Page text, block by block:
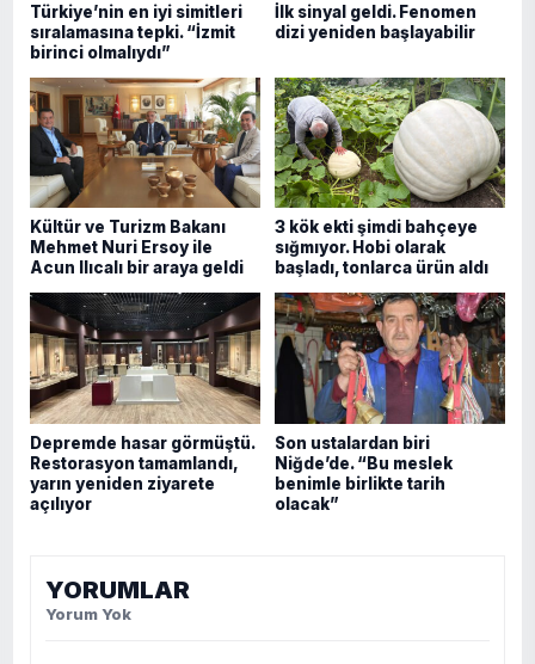
Türkiye’nin en iyi simitleri
sıralamasına tepki. “İzmit
birinci olmalıydı”
İlk sinyal geldi. Fenomen
dizi yeniden başlayabilir
Kültür ve Turizm Bakanı
Mehmet Nuri Ersoy ile
Acun Ilıcalı bir araya geldi
3 kök ekti şimdi bahçeye
sığmıyor. Hobi olarak
başladı, tonlarca ürün aldı
Depremde hasar görmüştü.
Restorasyon tamamlandı,
yarın yeniden ziyarete
açılıyor
Son ustalardan biri
Niğde’de. “Bu meslek
benimle birlikte tarih
olacak”
YORUMLAR
Yorum Yok